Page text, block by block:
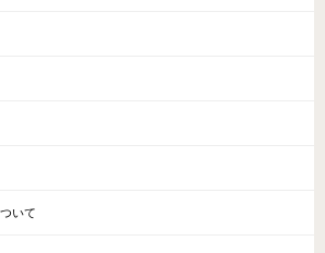
いて